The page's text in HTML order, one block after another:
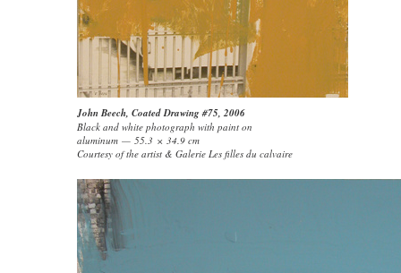
John Beech, Coated Drawing #75, 2006
Black and white photograph with paint on
aluminum — 55.3 × 34.9 cm
Courtesy of the artist & Galerie Les filles du calvaire